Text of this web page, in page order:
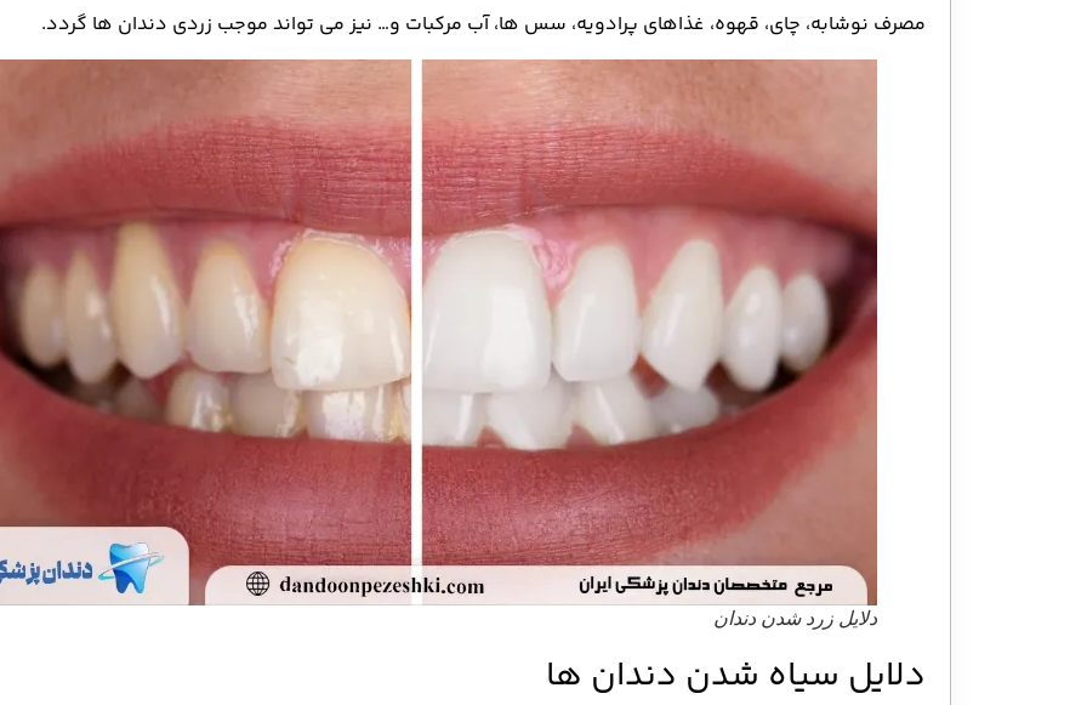
مصرف نوشابه، چای، قهوه، غذاهای پرادویه، سس ها، آب مرکبات و… نیز می تواند موجب زردی دندان ها گردد.
دلایل زرد شدن دندان
دلایل سیاه شدن دندان ها